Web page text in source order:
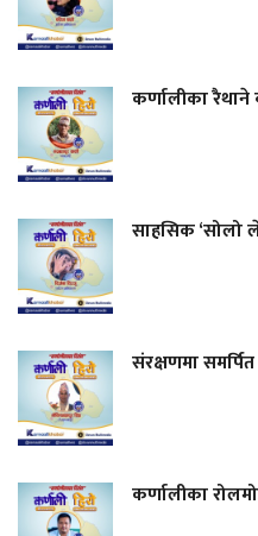
कर्णालीका रैथाने
साहसिक ‘सोलो
संरक्षणमा
कर्णालीका